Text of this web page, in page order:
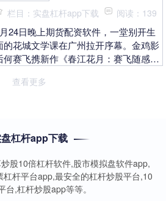
栏目：实盘杠杆app下载 阅读：139
24日晚上期货配资软件，一堂别开生
的花城文学课在广州拉开序幕。金鸡影
何赛飞携新作《春江花月：赛飞随感
畅谈她横跨越剧舞....
查看更多
杠杆app下载
股10倍杠杆软件,股市模拟盘软件app,
杆平台app,最安全的杠杆炒股平台,10
,杠杆炒股app等等。